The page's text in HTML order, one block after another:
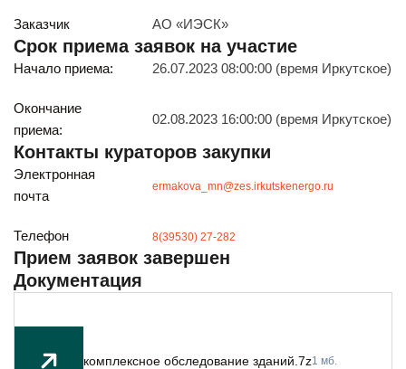
Будьте всегда в курсе
Подписаться
Заказчик АО «ИЭСК»
Срок приема заявок на участие
Начало приема: 26.07.2023 08:00:00 (время Иркутское)
Окончание
приема:
02.08.2023 16:00:00 (время Иркутское)
Контакты кураторов закупки
Электронная
почта
ermakova_mn@zes.irkutskenergo.ru
Телефон 8(39530) 27-282
Прием заявок завершен
Документация
комплексное обследование зданий.7z1 мб.